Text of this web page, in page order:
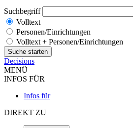
Suchbegriff
Volltext
Personen/Einrichtungen
Volltext + Personen/Einrichtungen
Decisions
MENÜ
INFOS FÜR
Infos für
DIREKT ZU